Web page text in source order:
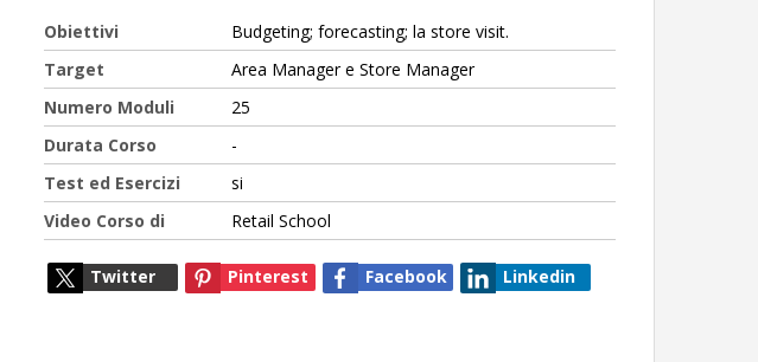
Obiettivi
Budgeting; forecasting; la store visit.
Target
Area Manager e Store Manager
Numero Moduli
25
Durata Corso
-
Test ed Esercizi
si
Video Corso di
Retail School
Twitter Pinterest Facebook Linkedin